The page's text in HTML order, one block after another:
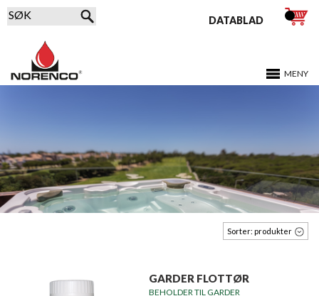
MENY
DATABLAD
Sorter: produkter
GARDER FLOTTØR
BEHOLDER TIL GARDER